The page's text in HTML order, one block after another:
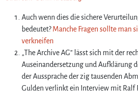
Auch wenn dies die sichere
bedeutet?Manche Fragen sollte man
verkneifen
„The Archive AG” lässt sich mit der
Auseinandersetzung und Aufklärung
der Aussprache der zig tausenden
Gulden verlinkt ein Interview mit Ralf